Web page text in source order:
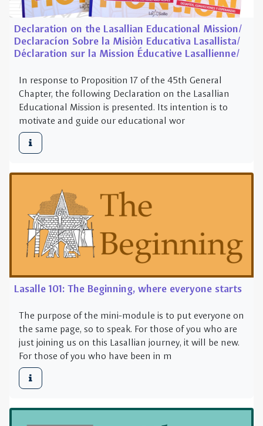
Chapter, the following Declaration on the Lasallian
Educational Mission is presented. Its intention is to
motivate and guide our educational wor
Lasalle 101: The Beginning, where everyone starts
The purpose of the mini-module is to put everyone on
the same page, so to speak. For those of you who are
just joining us on this Lasallian journey, it will be new.
For those of you who have been in m